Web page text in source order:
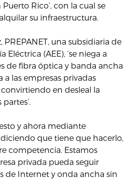
Rico’, con la cual se
su infraestructura.
una subsidiaria de
(AEE), ‘se niega a
de fibra óptica y banda ancha
las empresas privadas
en desleal la
y ahora mediante
que tiene que hacerlo,
competencia. Estamos
privada pueda seguir
de Internet y onda ancha sin